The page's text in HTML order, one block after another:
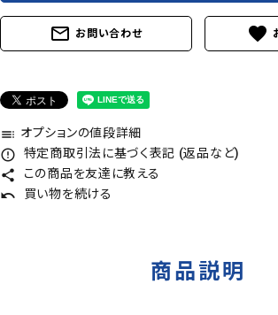
mail_outline お問い合わせ favorite
toc オプションの値段詳細
error_outline 特定商取引法に基づく表記 (返品など)
share この商品を友達に教える
undo 買い物を続ける
商品説明